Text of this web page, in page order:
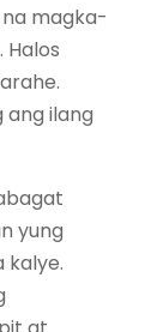
magka-
ang ilang
yung
kalye.